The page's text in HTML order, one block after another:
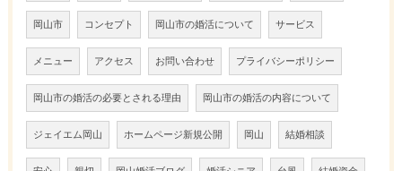
岡山市 コンセプト 岡山市の婚活について サービス
メニュー アクセス お問い合わせ プライバシーポリシー
岡山市の婚活の必要とされる理由 岡山市の婚活の内容について
ジェイエム岡山 ホームページ新規公開 岡山 結婚相談